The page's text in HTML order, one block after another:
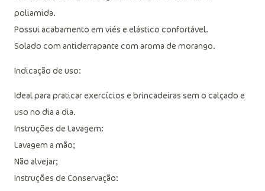
de cerejas.
Produzida com fio de algodão macio e desenho em
poliamida.
Possui acabamento em viés e elástico confortável.
Solado com antiderrapante com aroma de morango.
Indicação de uso:
Ideal para praticar exercícios e brincadeiras sem o calçado e
uso no dia a dia.
Instruções de Lavagem:
Lavagem a mão;
Não alvejar;